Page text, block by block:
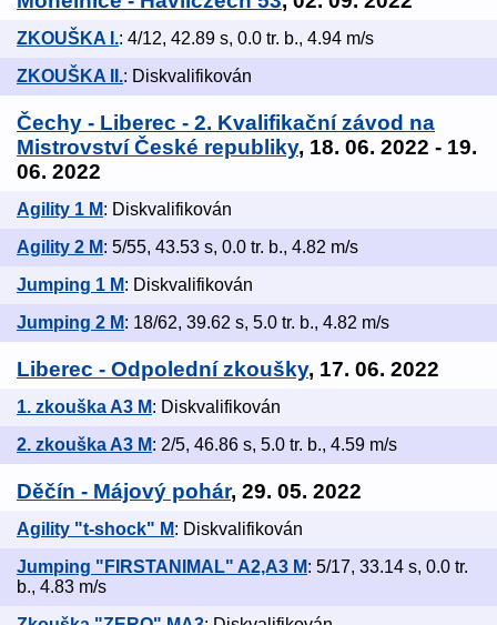
ZKOUŠKA I.: 4/12, 42.89 s, 0.0 tr. b., 4.94 m/s
ZKOUŠKA II.: Diskvalifikován
Čechy - Liberec - 2. Kvalifikační závod na
Mistrovství České republiky, 18. 06. 2022 - 19.
06. 2022
Agility 1 M: Diskvalifikován
Agility 2 M: 5/55, 43.53 s, 0.0 tr. b., 4.82 m/s
Jumping 1 M: Diskvalifikován
Jumping 2 M: 18/62, 39.62 s, 5.0 tr. b., 4.82 m/s
Liberec - Odpolední zkoušky, 17. 06. 2022
1. zkouška A3 M: Diskvalifikován
2. zkouška A3 M: 2/5, 46.86 s, 5.0 tr. b., 4.59 m/s
Děčín - Májový pohár, 29. 05. 2022
Agility "t-shock" M: Diskvalifikován
Jumping "FIRSTANIMAL" A2,A3 M: 5/17, 33.14 s, 0.0 tr.
b., 4.83 m/s